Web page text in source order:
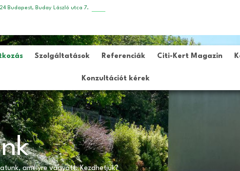
Budapest, Buday László utca 7.
Szolgáltatások Referenciák Citi-Kert Magazin
Konzultációt kérek
amelyre vágyott. Kezdhetjük?